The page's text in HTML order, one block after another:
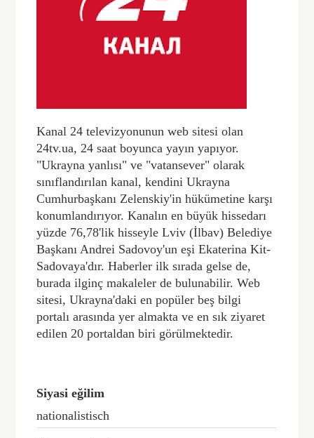
Kanal 24 televizyonunun web sitesi olan
24tv.ua, 24 saat boyunca yayın yapıyor.
"Ukrayna yanlısı" ve "vatansever" olarak
sınıflandırılan kanal, kendini Ukrayna
Cumhurbaşkanı Zelenskiy'in hükümetine karşı
konumlandırıyor. Kanalın en büyük hissedarı
yüzde 76,78'lik hisseyle Lviv (İlbav) Belediye
Başkanı Andrei Sadovoy'un eşi Ekaterina Kit-
Sadovaya'dır. Haberler ilk sırada gelse de,
burada ilginç makaleler de bulunabilir. Web
sitesi, Ukrayna'daki en popüler beş bilgi
portalı arasında yer almakta ve en sık ziyaret
edilen 20 portaldan biri görülmektedir.
Siyasi eğilim
nationalistisch